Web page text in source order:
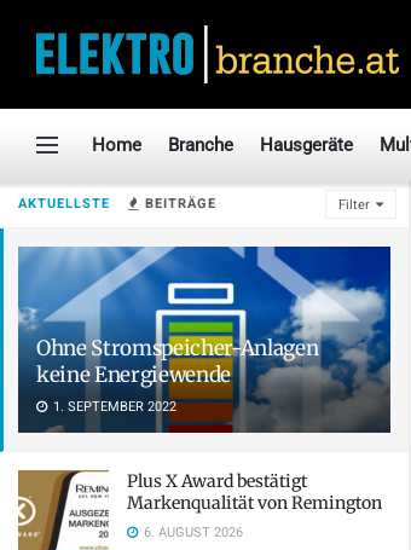
AKTUELLSTE BEITRÄGE Filter
Ohne Stromspeicher-Anlagen
keine Energiewende
1. SEPTEMBER 2022
Plus X Award bestätigt
Markenqualität von Remington
6. AUGUST 2026
Home Branche Hausgeräte